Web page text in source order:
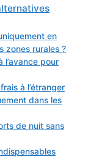
en
zones rurales ?
l’avance pour
à l’étranger
dans les
de nuit sans